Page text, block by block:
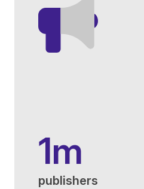
1m
publishers